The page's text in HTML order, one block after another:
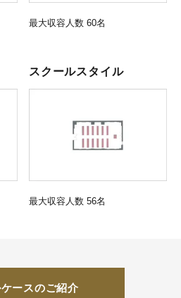
最大収容人数 60名
スクールスタイル
最大収容人数 56名
ースのご紹介